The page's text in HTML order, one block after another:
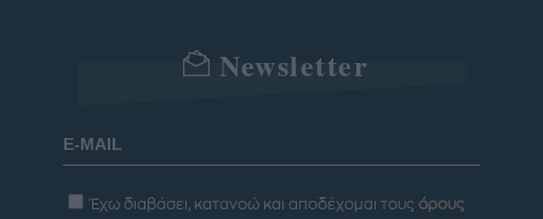
Newsletter
Έχω διαβάσει, κατανοώ και αποδέχομαι τους όρους